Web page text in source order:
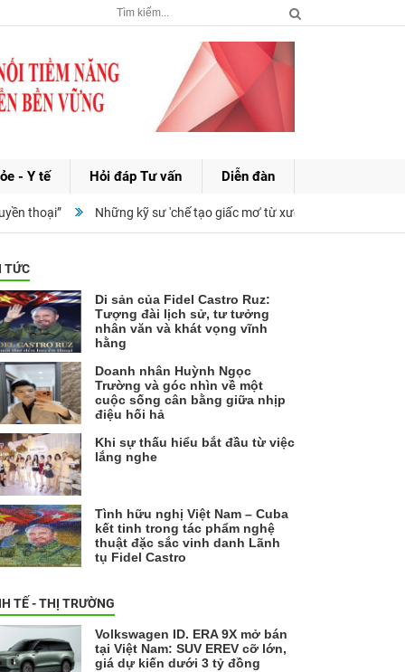
- Y tế Hỏi đáp Tư vấn Diễn đàn
thoại” Những kỹ sư 'chế tạo giấc mơ' từ xưởng cơ khí đến ngành
TỨC
Di sản của Fidel Castro Ruz:
Tượng đài lịch sử, tư tưởng
nhân văn và khát vọng vĩnh
hằng
Doanh nhân Huỳnh Ngọc
Trường và góc nhìn về một
cuộc sống cân bằng giữa nhịp
điệu hối hả
Khi sự thấu hiểu bắt đầu từ việc
lắng nghe
Tình hữu nghị Việt Nam – Cuba
kết tinh trong tác phẩm nghệ
thuật đặc sắc vinh danh Lãnh
tụ Fidel Castro
TẾ - THỊ TRƯỜNG
Volkswagen ID. ERA 9X mở bán
tại Việt Nam: SUV EREV cỡ lớn,
giá dự kiến dưới 3 tỷ đồng